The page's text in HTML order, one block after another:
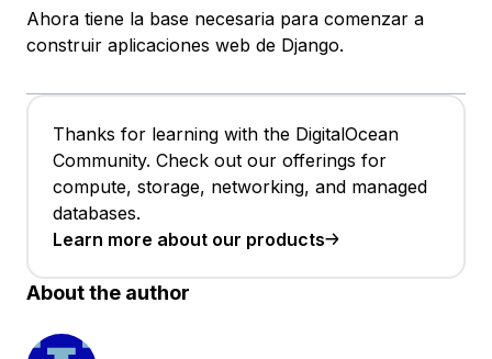
Ahora tiene la base necesaria para comenzar a
construir aplicaciones web de Django.
Thanks for learning with the DigitalOcean
Community. Check out our offerings for
compute, storage, networking, and managed
databases.
Learn more about our products
About the author